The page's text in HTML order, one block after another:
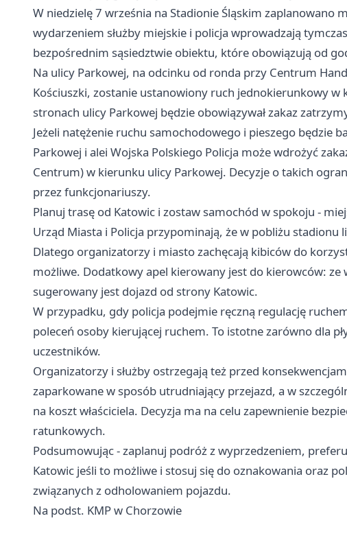
W niedzielę 7 września na Stadionie Śląskim zaplanowano
wydarzeniem służby miejskie i policja wprowadzają
bezpośrednim sąsiedztwie obiektu, które obowiązują od
Na ulicy Parkowej, na odcinku od ronda przy Centrum
Kościuszki, zostanie ustanowiony ruch jednokierunkowy
stronach ulicy Parkowej będzie obowiązywał zakaz
Jeżeli natężenie ruchu samochodowego i pieszego będzie
Parkowej i alei Wojska Polskiego Policja może wdrożyć
Centrum) w kierunku ulicy Parkowej. Decyzje o takich
przez funkcjonariuszy.
Planuj trasę od Katowic i zostaw samochód w spokoju -
Urząd Miasta i Policja przypominają, że w pobliżu
Dlatego organizatorzy i miasto zachęcają kibiców do
możliwe. Dodatkowy apel kierowany jest do kierowców:
sugerowany jest dojazd od strony Katowic.
W przypadku, gdy policja podejmie ręczną regulację
poleceń osoby kierującej ruchem. To istotne zarówno dla
uczestników.
Organizatorzy i służby ostrzegają też przed
zaparkowane w sposób utrudniający przejazd, a w
na koszt właściciela. Decyzja ma na celu zapewnienie
ratunkowych.
Podsumowując - zaplanuj podróż z wyprzedzeniem,
Katowic jeśli to możliwe i stosuj się do oznakowania oraz
związanych z odholowaniem pojazdu.
Na podst. KMP w Chorzowie